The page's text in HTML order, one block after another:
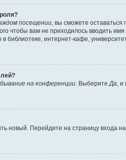
посещении , вы сможете
чтобы вам не приходилось вводить
интернет-кафе,
на конференции . Выберите Да ,
новый. Перейдите на страницу входа